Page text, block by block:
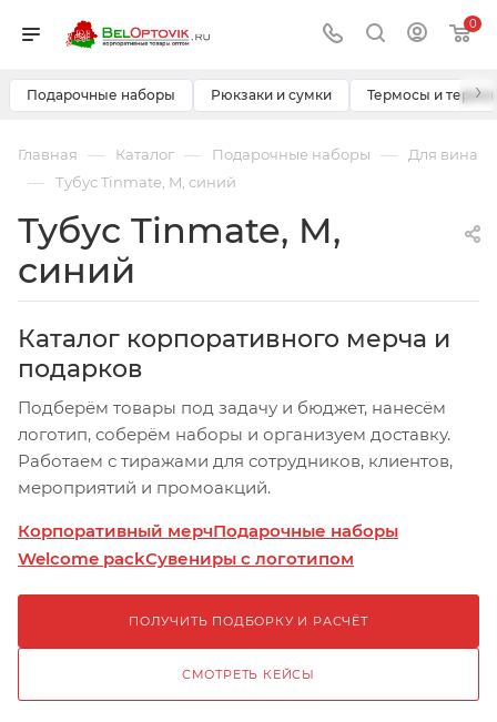
0
Подарочные наборы Рюкзаки и сумки Термосы и ›
Главная — Каталог — Подарочные наборы — Для вина
— Тубус Tinmate, M, синий
Тубус Tinmate, M,
синий
Каталог корпоративного мерча и
подарков
Подберём товары под задачу и бюджет, нанесём
логотип, соберём наборы и организуем доставку.
Работаем с тиражами для сотрудников, клиентов,
мероприятий и промоакций.
Корпоративный мерчПодарочные наборы
Welcome packСувениры с логотипом
ПОЛУЧИТЬ ПОДБОРКУ И РАСЧЁТ
СМОТРЕТЬ КЕЙСЫ